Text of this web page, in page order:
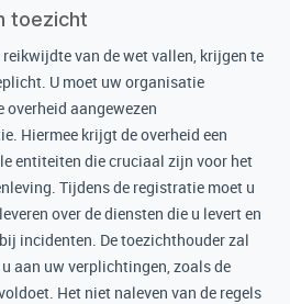
toezicht
van de wet vallen, krijgen te
U moet uw organisatie
overheid aangewezen
Hiermee krijgt de overheid een
entiteiten die cruciaal zijn voor het
Tijdens de registratie moet u
over de diensten die u levert en
incidenten. De toezichthouder zal
aan uw verplichtingen, zoals de
Het niet naleven van de regels